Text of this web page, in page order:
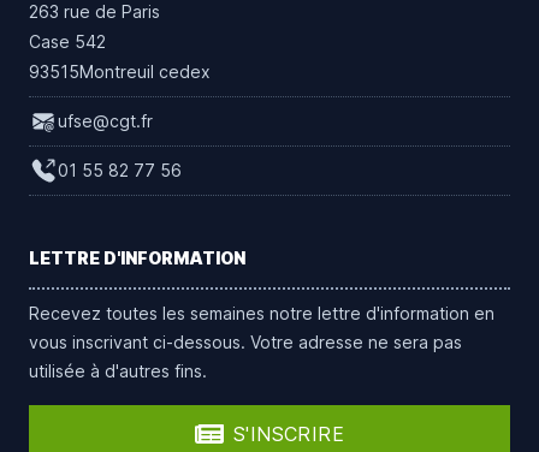
263 rue de Paris
Case 542
93515Montreuil cedex
ufse@cgt.fr
01 55 82 77 56
LETTRE D'INFORMATION
Recevez toutes les semaines notre lettre d'information en
vous inscrivant ci-dessous. Votre adresse ne sera pas
utilisée à d'autres fins.
S'INSCRIRE